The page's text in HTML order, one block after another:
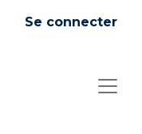
Se connecter